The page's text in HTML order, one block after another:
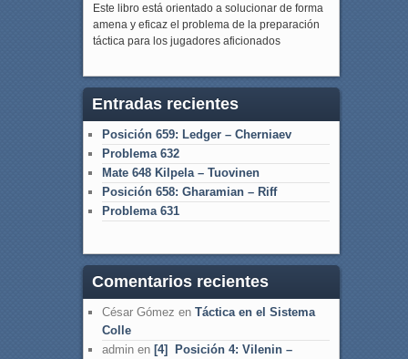
Este libro está orientado a solucionar de forma
amena y eficaz el problema de la preparación
táctica para los jugadores aficionados
Entradas recientes
Posición 659: Ledger – Cherniaev
Problema 632
Mate 648 Kilpela – Tuovinen
Posición 658: Gharamian – Riff
Problema 631
Comentarios recientes
César Gómez en Táctica en el Sistema
Colle
adminen [4] Posición 4: Vilenin –